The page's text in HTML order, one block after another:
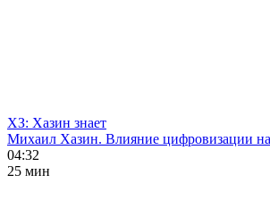
ХЗ: Хазин знает
Михаил Хазин. Влияние цифровизации
04:32
25 мин